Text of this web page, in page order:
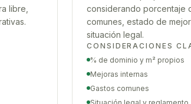
libre,
considerando porcentaje
comunes, estado de
situación legal.
CONSIDERACIONES
% de dominio y m² propios
Mejoras internas
Gastos comunes